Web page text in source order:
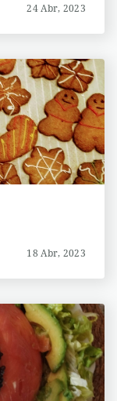
24 Abr, 2023
18 Abr, 2023